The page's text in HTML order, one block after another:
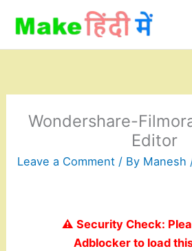
content
Wondershare-
Editor
Leave a Comment / By Manesh
⚠️ Security Check:
Adblocker to load